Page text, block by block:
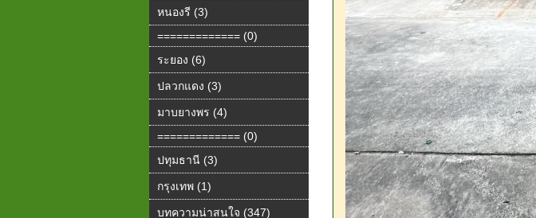
หนองรี (3)
============= (0)
ระยอง (6)
ปลวกแดง (3)
มาบยางพร (4)
============= (0)
ปทุมธานี (3)
กรุงเทพ (1)
บทความน่าสนใจ (347)